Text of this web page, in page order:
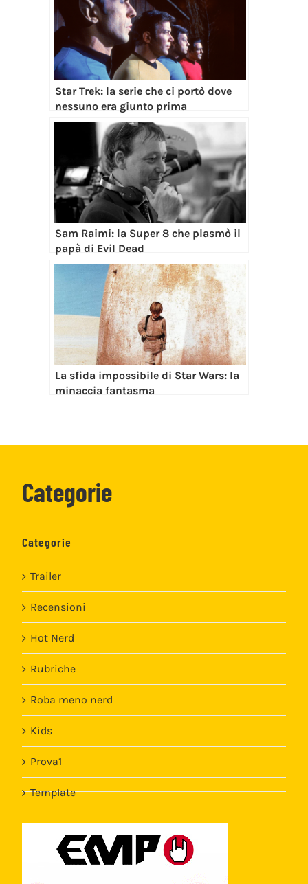
Star Trek: la serie che ci portò dove
nessuno era giunto prima
Sam Raimi: la Super 8 che plasmò il
papà di Evil Dead
La sfida impossibile di Star Wars: la
minaccia fantasma
Categorie
Categorie
Trailer
Recensioni
Hot Nerd
Rubriche
Roba meno nerd
Kids
Prova1
Template